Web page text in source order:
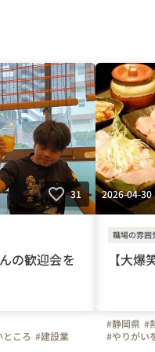
31
の歓迎会を
ころ #建設業
2026-04-30
職場の雰囲
【大
#静岡県 #
#やりがい